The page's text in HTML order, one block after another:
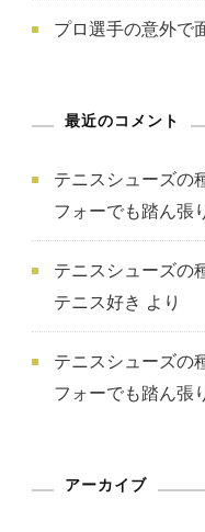
プロ選手の意外で
最近のコメント
テニスシューズの
フォーでも踏ん張
テニスシューズの
テニス好き より
テニスシューズの
フォーでも踏ん張
アーカイブ